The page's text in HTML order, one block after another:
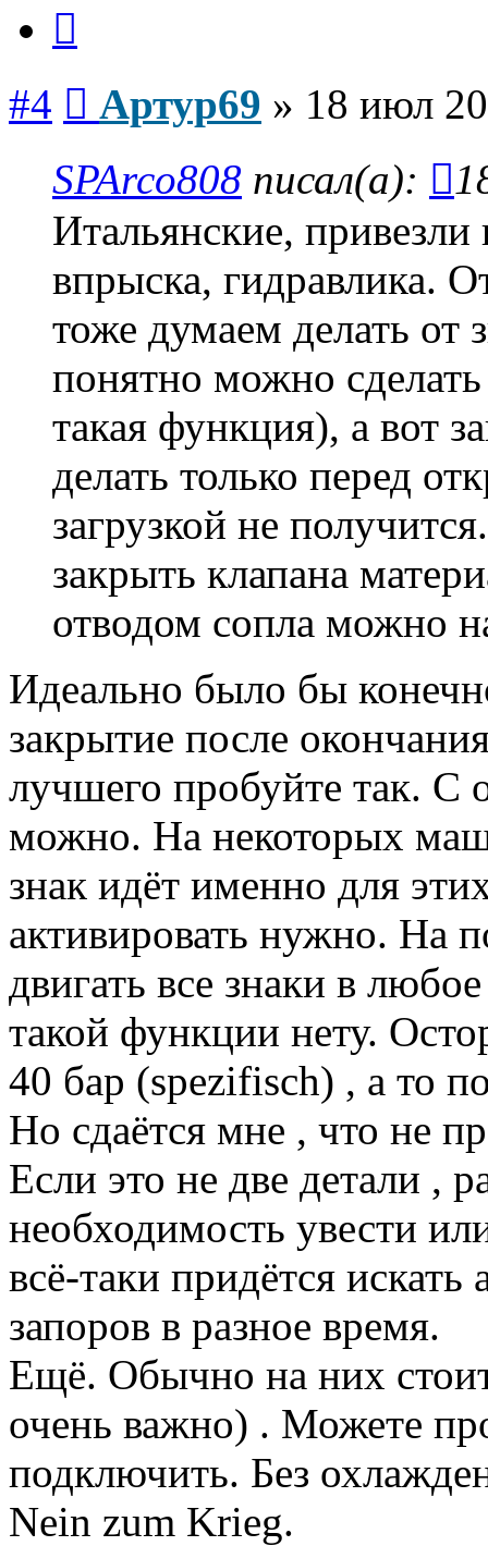
#4 Артур69 » 18 июл
SPArco808 писал(а):
Итальянские,
впрыска, гидравлика.
тоже думаем делать от
понятно можно
такая функция), а вот
делать только перед
загрузкой не
закрыть клапана
отводом сопла можно
Идеально было бы
закрытие после
лучшего пробуйте так. С
можно. На некоторых
знак идёт именно для
активировать нужно. На
двигать все знаки в
такой функции нету.
40 бар (spezifisch) , а то
Но сдаётся мне , что не
Если это не две детали ,
необходимость увести
всё-таки придётся
запоров в разное время.
Ещё. Обычно на них
очень важно) . Можете
подключить. Без
Nein zum Krieg.